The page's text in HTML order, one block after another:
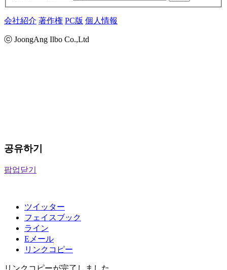
会社紹介 著作権 PC版 個人情報
ⓒ JoongAng Ilbo Co.,Ltd
공유하기
팝업닫기
ツイッター
フェイスブック
ライン
Eメール
リンクコピー
リンクコピーが完了しました。